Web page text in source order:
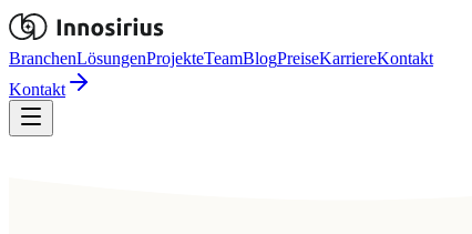
BranchenLösungenProjekteTeamBlogPreiseKarriereKontakt
Kontakt